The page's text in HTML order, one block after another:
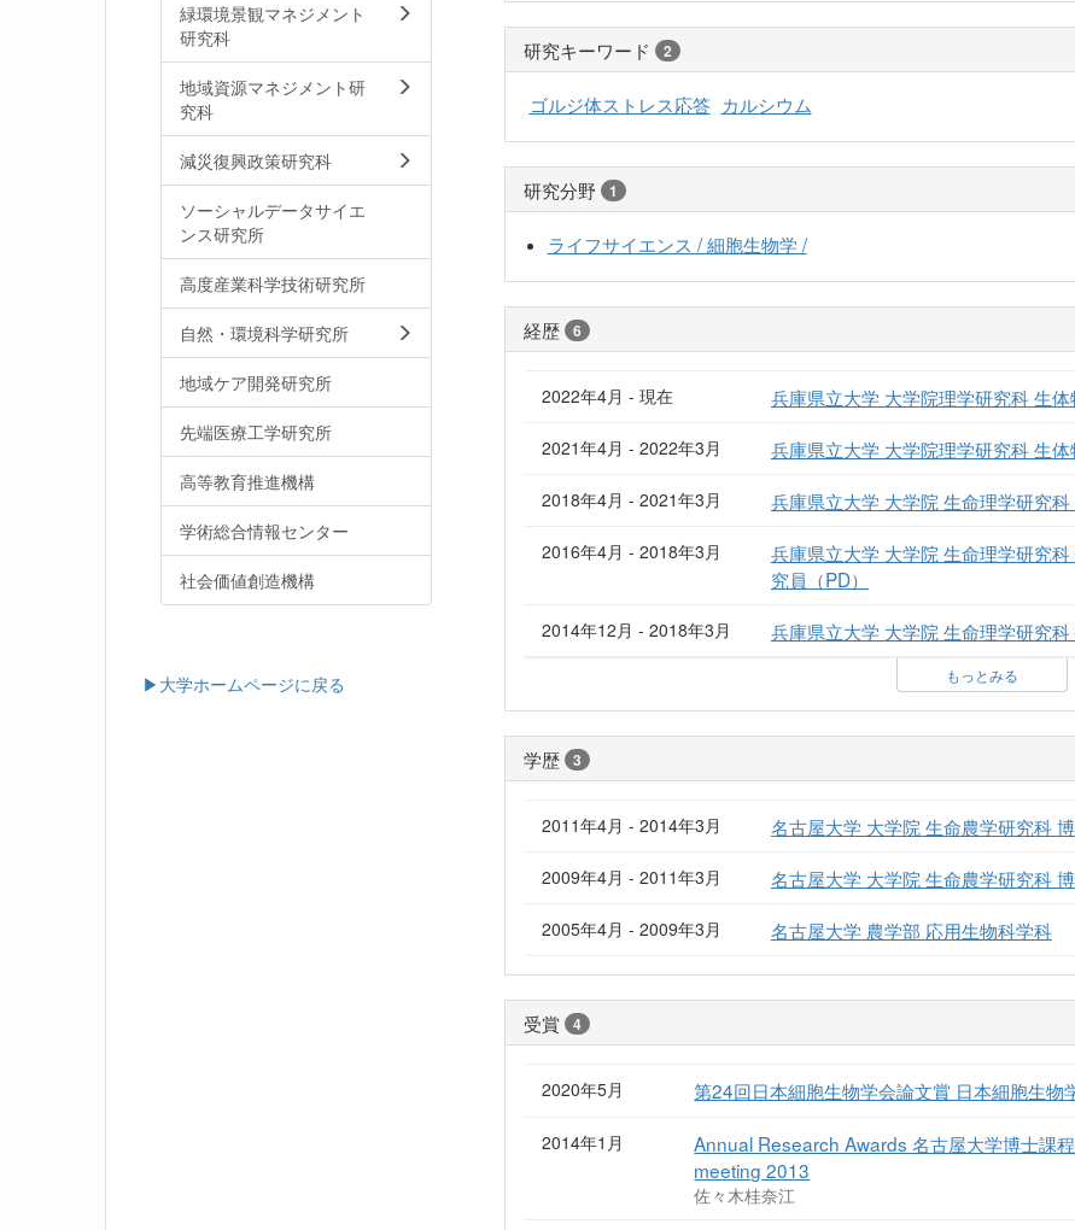
研究キーワード 2
ゴルジ体ストレス応答 カルシウム
研究分野 1
ライフサイエンス / 細胞生物学 /
経歴 6
2022年4月 - 現在 兵庫県立大学 大学院理学研究科 生
2021年4月 - 2022年3月 兵庫県立大学 大学院理学研究科 生
2018年4月 - 2021年3月 兵庫県立大学 大学院 生命理学研究
2016年4月 - 2018年3月
兵庫県立大学 大学院 生命理学研究
究員（PD）
2014年12月 - 2018年3月 兵庫県立大学 大学院 生命理学研究
もっとみる
学歴 3
2011年4月 - 2014年3月 名古屋大学 大学院 生命農学研究科
2009年4月 - 2011年3月 名古屋大学 大学院 生命農学研究科
2005年4月 - 2009年3月 名古屋大学 農学部 応用生物科学科
受賞 4
2020年5月 第24回日本細胞生物学会論文賞 日本細胞生物
2014年1月
Annual Research Awards 名古屋大学博士課
meeting 2013
佐々木桂奈江
緑環境景観マネジメント
研究科
地域資源マネジメント研
究科
減災復興政策研究科
ソーシャルデータサイエ
ンス研究所
高度産業科学技術研究所
自然・環境科学研究所
地域ケア開発研究所
先端医療工学研究所
高等教育推進機構
学術総合情報センター
社会価値創造機構
▶大学ホームページに戻る